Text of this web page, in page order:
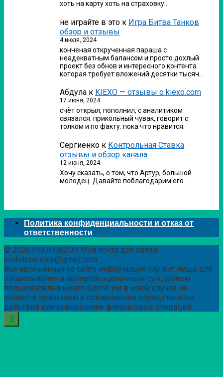
хоть на карту хоть на страховку…
не играйте в это к Игра Битва Танков
обзор и отзывы
4 июля, 2024
конченая открученная параша с
неадекватным балансом и просто дохлый
проект без обнов и интересного контента
которая требует вложений десятки тысяч…
Абдула к KIEXO — отзывы о kiexo.com
17 июня, 2024
счёт открыл, пополнил, с аналитиком
связался. прикольный чувак, говорит с
толком и по факту. пока что нравится.
Сергиенко к Контрольная Ставка
отзывы и обзор канала
12 июня, 2024
Хочу сказать, о том, что Артур, большой
молодец. Давайте поблагодарим его.
Политика конфиденциальности и отказ от
ответственности
© 2026 PROFOBZOR Моя почта для связи:
profobzor.com@gmail.com
Вся изложенная на сайте информация служит лишь для
ознакомления и является оценочным суждением
пользователей моего блога. Ни в коем случае не
является призывом к совершению определенных
действий или совершение финансовых операций.